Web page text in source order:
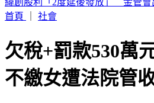
砍Gmail神功能 2027年起停止支援
首頁
社會
欠稅+罰款530萬
不繳女遭法院管